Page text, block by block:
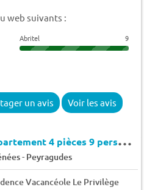
web suivants :
Abritel 9
un avis Voir les avis
A
ppartement 4 pièces 9 personnes
- Peyragudes
Vacancéole Le Privilège